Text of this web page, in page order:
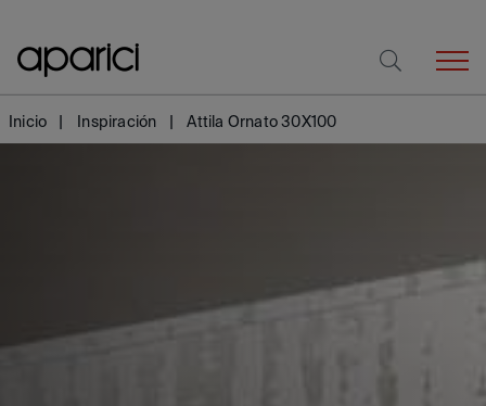
Inicio Inspiración Attila Ornato 30X100